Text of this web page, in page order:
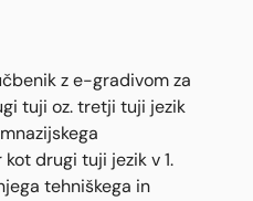
z e-gradivom za
tuji oz. tretji tuji jezik
drugi tuji jezik v 1.
tehniškega in